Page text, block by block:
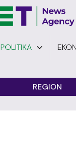
POLITIKA
REGION